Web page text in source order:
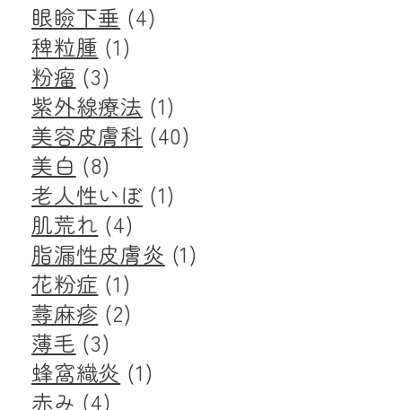
眼瞼下垂 (4)
稗粒腫 (1)
粉瘤 (3)
紫外線療法 (1)
美容皮膚科 (40)
美白 (8)
老人性いぼ (1)
肌荒れ (4)
脂漏性皮膚炎 (1)
花粉症 (1)
蕁麻疹 (2)
薄毛 (3)
蜂窩織炎 (1)
赤み (4)